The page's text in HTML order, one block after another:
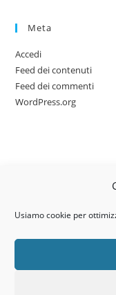
Usiamo cookie per
Meta
Accedi
Feed dei contenuti
Feed dei commenti
WordPress.org
Via